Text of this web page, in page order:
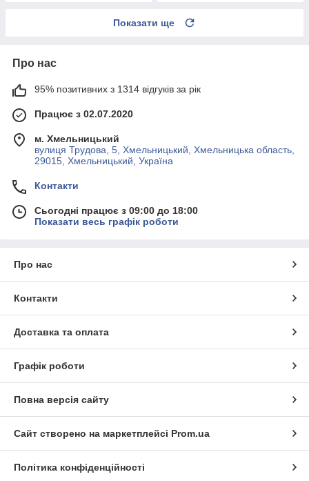
Показати ще
Про нас
95% позитивних з 1314 відгуків за рік
Працює з 02.07.2020
м. Хмельницький
вулиця Трудова, 5, Хмельницький, Хмельницька область,
29015, Хмельницький, Україна
Контакти
Сьогодні працює з 09:00 до 18:00
Показати весь графік роботи
Про нас
Контакти
Доставка та оплата
Графік роботи
Повна версія сайту
Сайт створено на маркетплейсі Prom.ua
Політика конфіденційності